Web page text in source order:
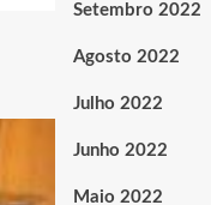
Setembro 2022
Agosto 2022
Julho 2022
Junho 2022
Maio 2022